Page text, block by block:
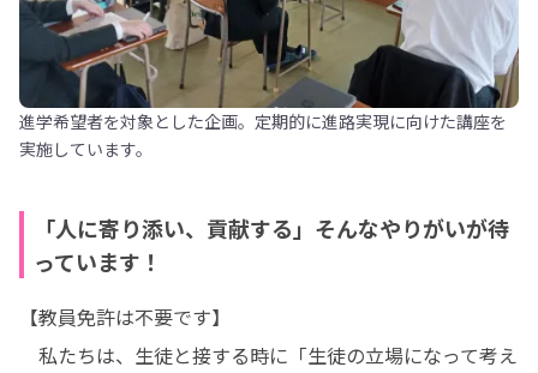
進学希望者を対象とした企画。定期的に進路実現に向けた講座を
実施しています。
「人に寄り添い、貢献する」そんなやりがいが待
っています！
【教員免許は不要です】
私たちは、生徒と接する時に「生徒の立場になって考え